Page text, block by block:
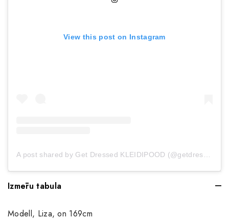
View this post on Instagram
Izmēru tabula
Modell, Liza, on 169cm